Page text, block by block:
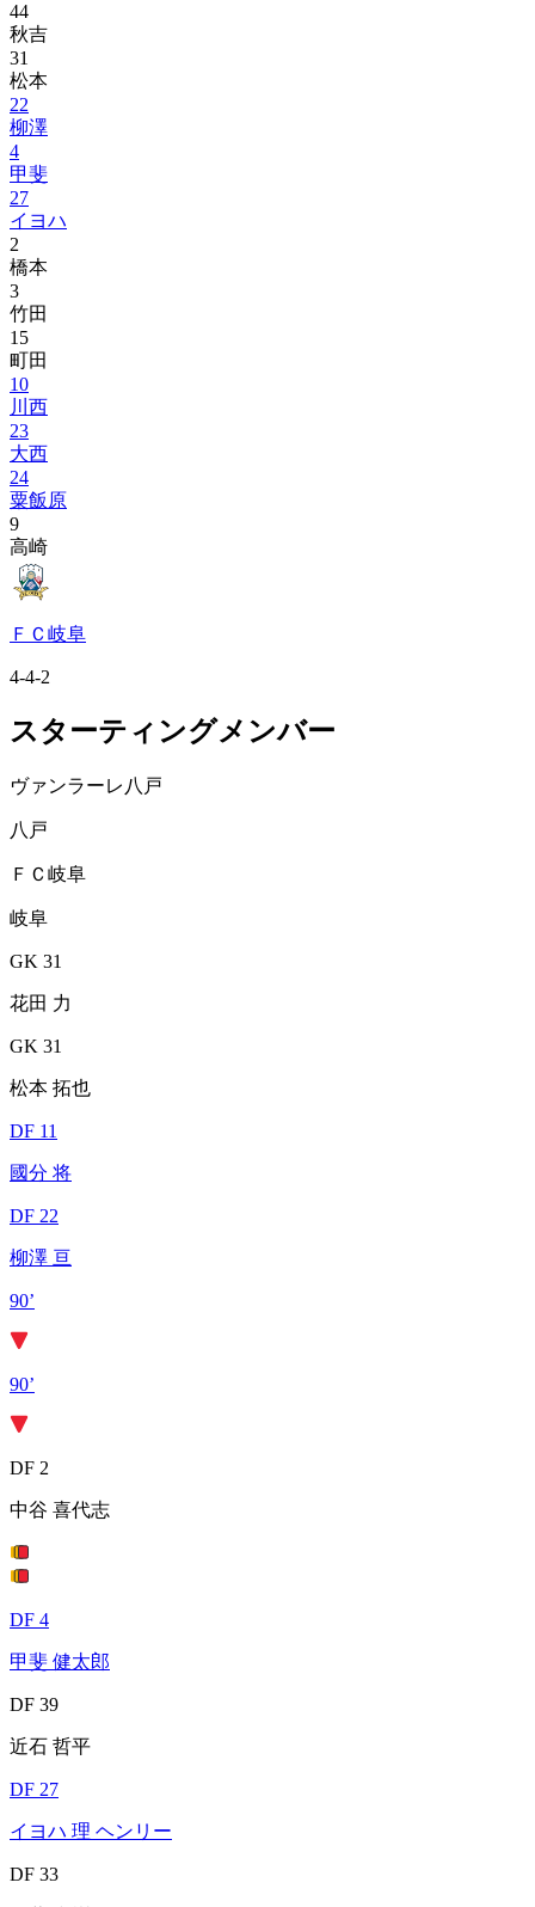
44
秋吉
31
松本
22
柳澤
4
甲斐
27
イヨハ
2
橋本
3
竹田
15
町田
10
川西
23
大西
24
粟飯原
9
高崎
ＦＣ岐阜
4-4-2
スターティングメンバー
ヴァンラーレ八戸
八戸
ＦＣ岐阜
岐阜
GK 31
花田 力
GK 31
松本 拓也
DF 11
國分 将
DF 22
柳澤 亘
90’
90’
DF 2
中谷 喜代志
DF 4
甲斐 健太郎
DF 39
近石 哲平
DF 27
イヨハ 理 ヘンリー
DF 33